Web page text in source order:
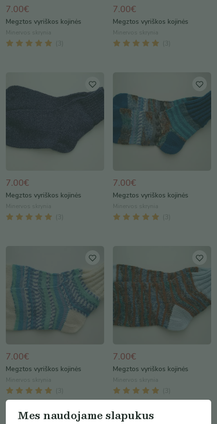
7.00€
Megztos vyriškos kojinės
Minervos skrynia
( 3
7.00€
Megztos vyriškos kojinės
Minervos skrynia
( 3
7.00€
Megztos vyriškos kojinės
Minervos skrynia
( 3
7.00€
Megztos vyriškos kojinės
Minervos skrynia
( 3
7.00€
Megztos vyriškos kojinės
Minervos skrynia
( 3
7.00€
Megztos vyriškos kojinės
Minervos skrynia
( 3
Mes naudojame slapukus